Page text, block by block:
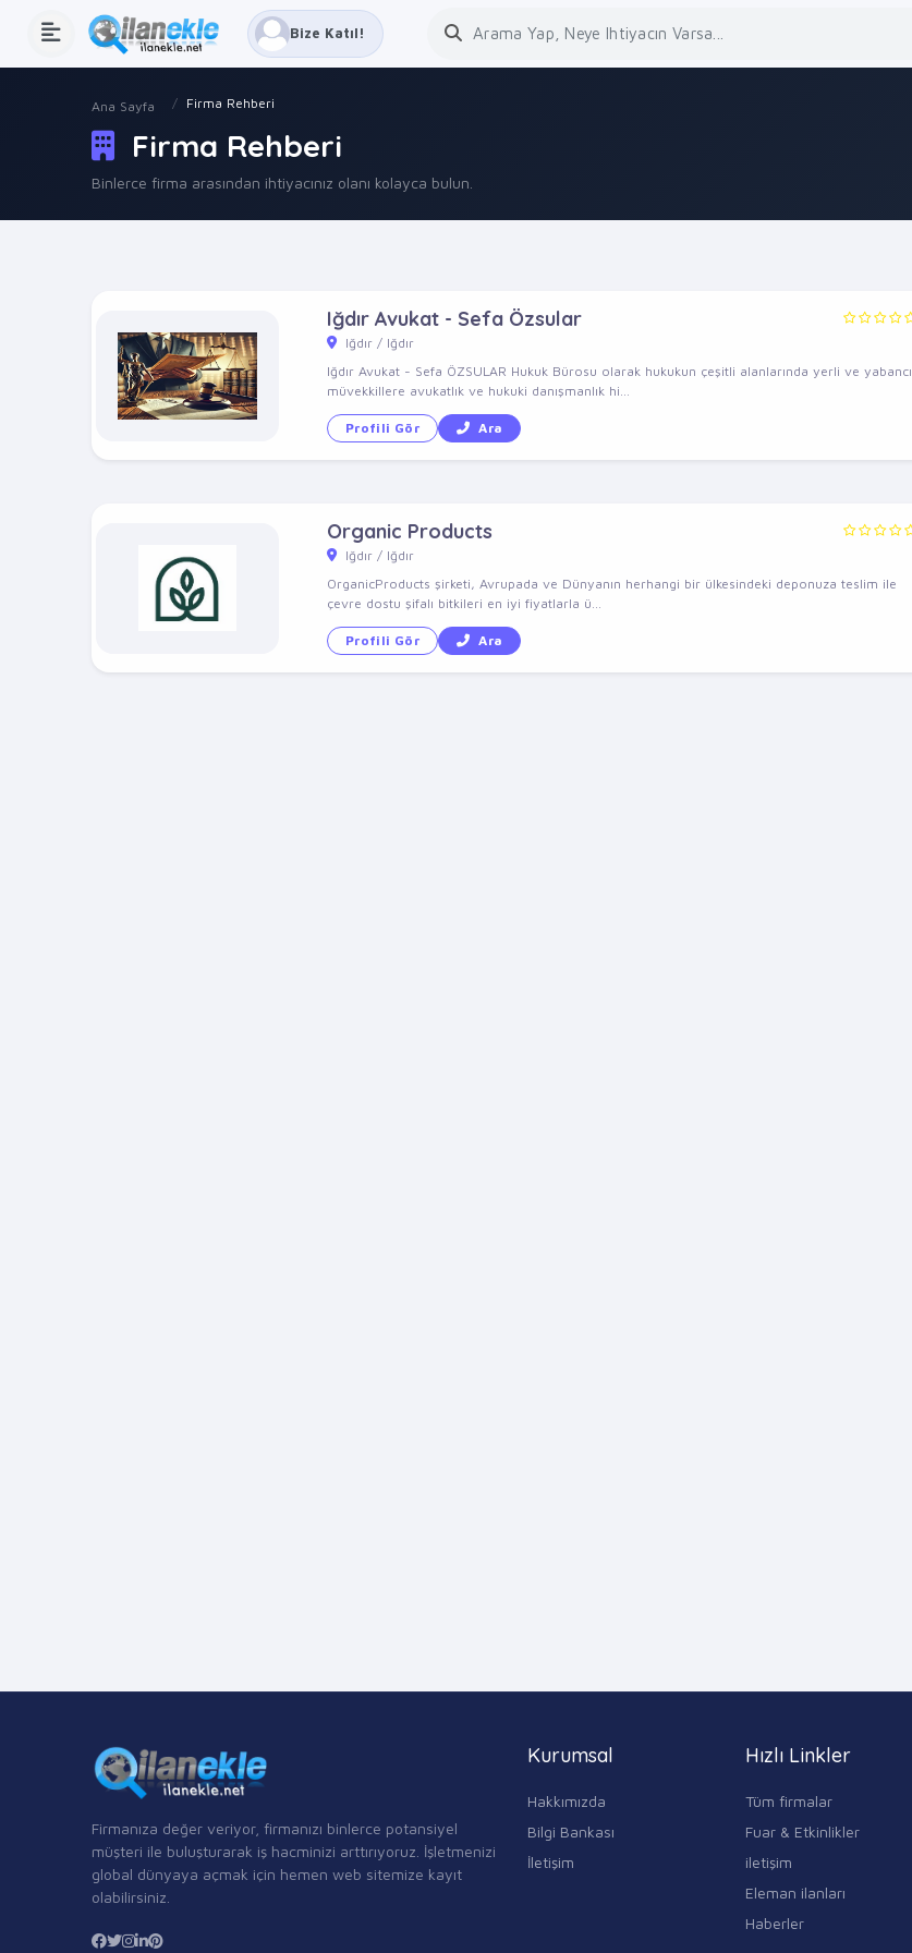
Bize Katıl!
Ana Sayfa Firma Rehberi
Firma Rehberi
Binlerce firma arasından ihtiyacınız olanı kolayca bulun.
Iğdır Avukat - Sefa Özsular
Iğdır / Iğdır
Iğdır Avukat - Sefa ÖZSULAR Hukuk Bürosu olarak hukukun çeşitli alanlarında yerli ve yabancı
müvekkillere avukatlık ve hukuki danışmanlık hi...
Profili Gör Ara
Organic Products
Iğdır / Iğdır
OrganicProducts şirketi, Avrupada ve Dünyanın herhangi bir ülkesindeki deponuza teslim ile
çevre dostu şifalı bitkileri en iyi fiyatlarla ü...
Profili Gör Ara
Firmanıza değer veriyor, firmanızı binlerce potansiyel
müşteri ile buluşturarak iş hacminizi arttırıyoruz. İşletmenizi
global dünyaya açmak için hemen web sitemize kayıt
olabilirsiniz.
Kurumsal
Hakkımızda
Bilgi Bankası
İletişim
Hızlı Linkler
Tüm firmalar
Fuar & Etkinlikler
iletişim
Eleman ilanları
Haberler